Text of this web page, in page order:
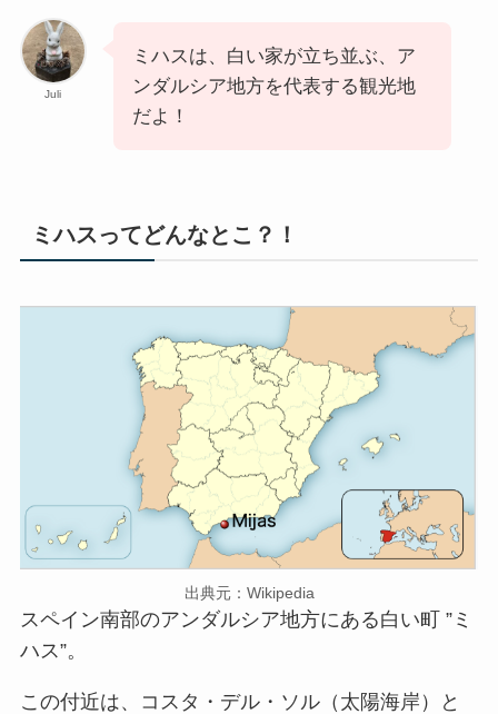
Juli
ミハスは、白い家が立ち並ぶ、ア
ンダルシア地方を代表する観光地
だよ！
ミハスってどんなとこ？！
出典元：Wikipedia
スペイン南部のアンダルシア地方にある白い町 ”ミ
ハス”。
この付近は、コスタ・デル・ソル（太陽海岸）と